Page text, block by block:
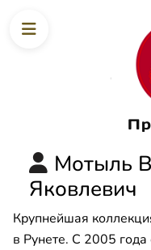
Мотыль
Яковлевич
Крупнейшая
в Рунете. С 2005